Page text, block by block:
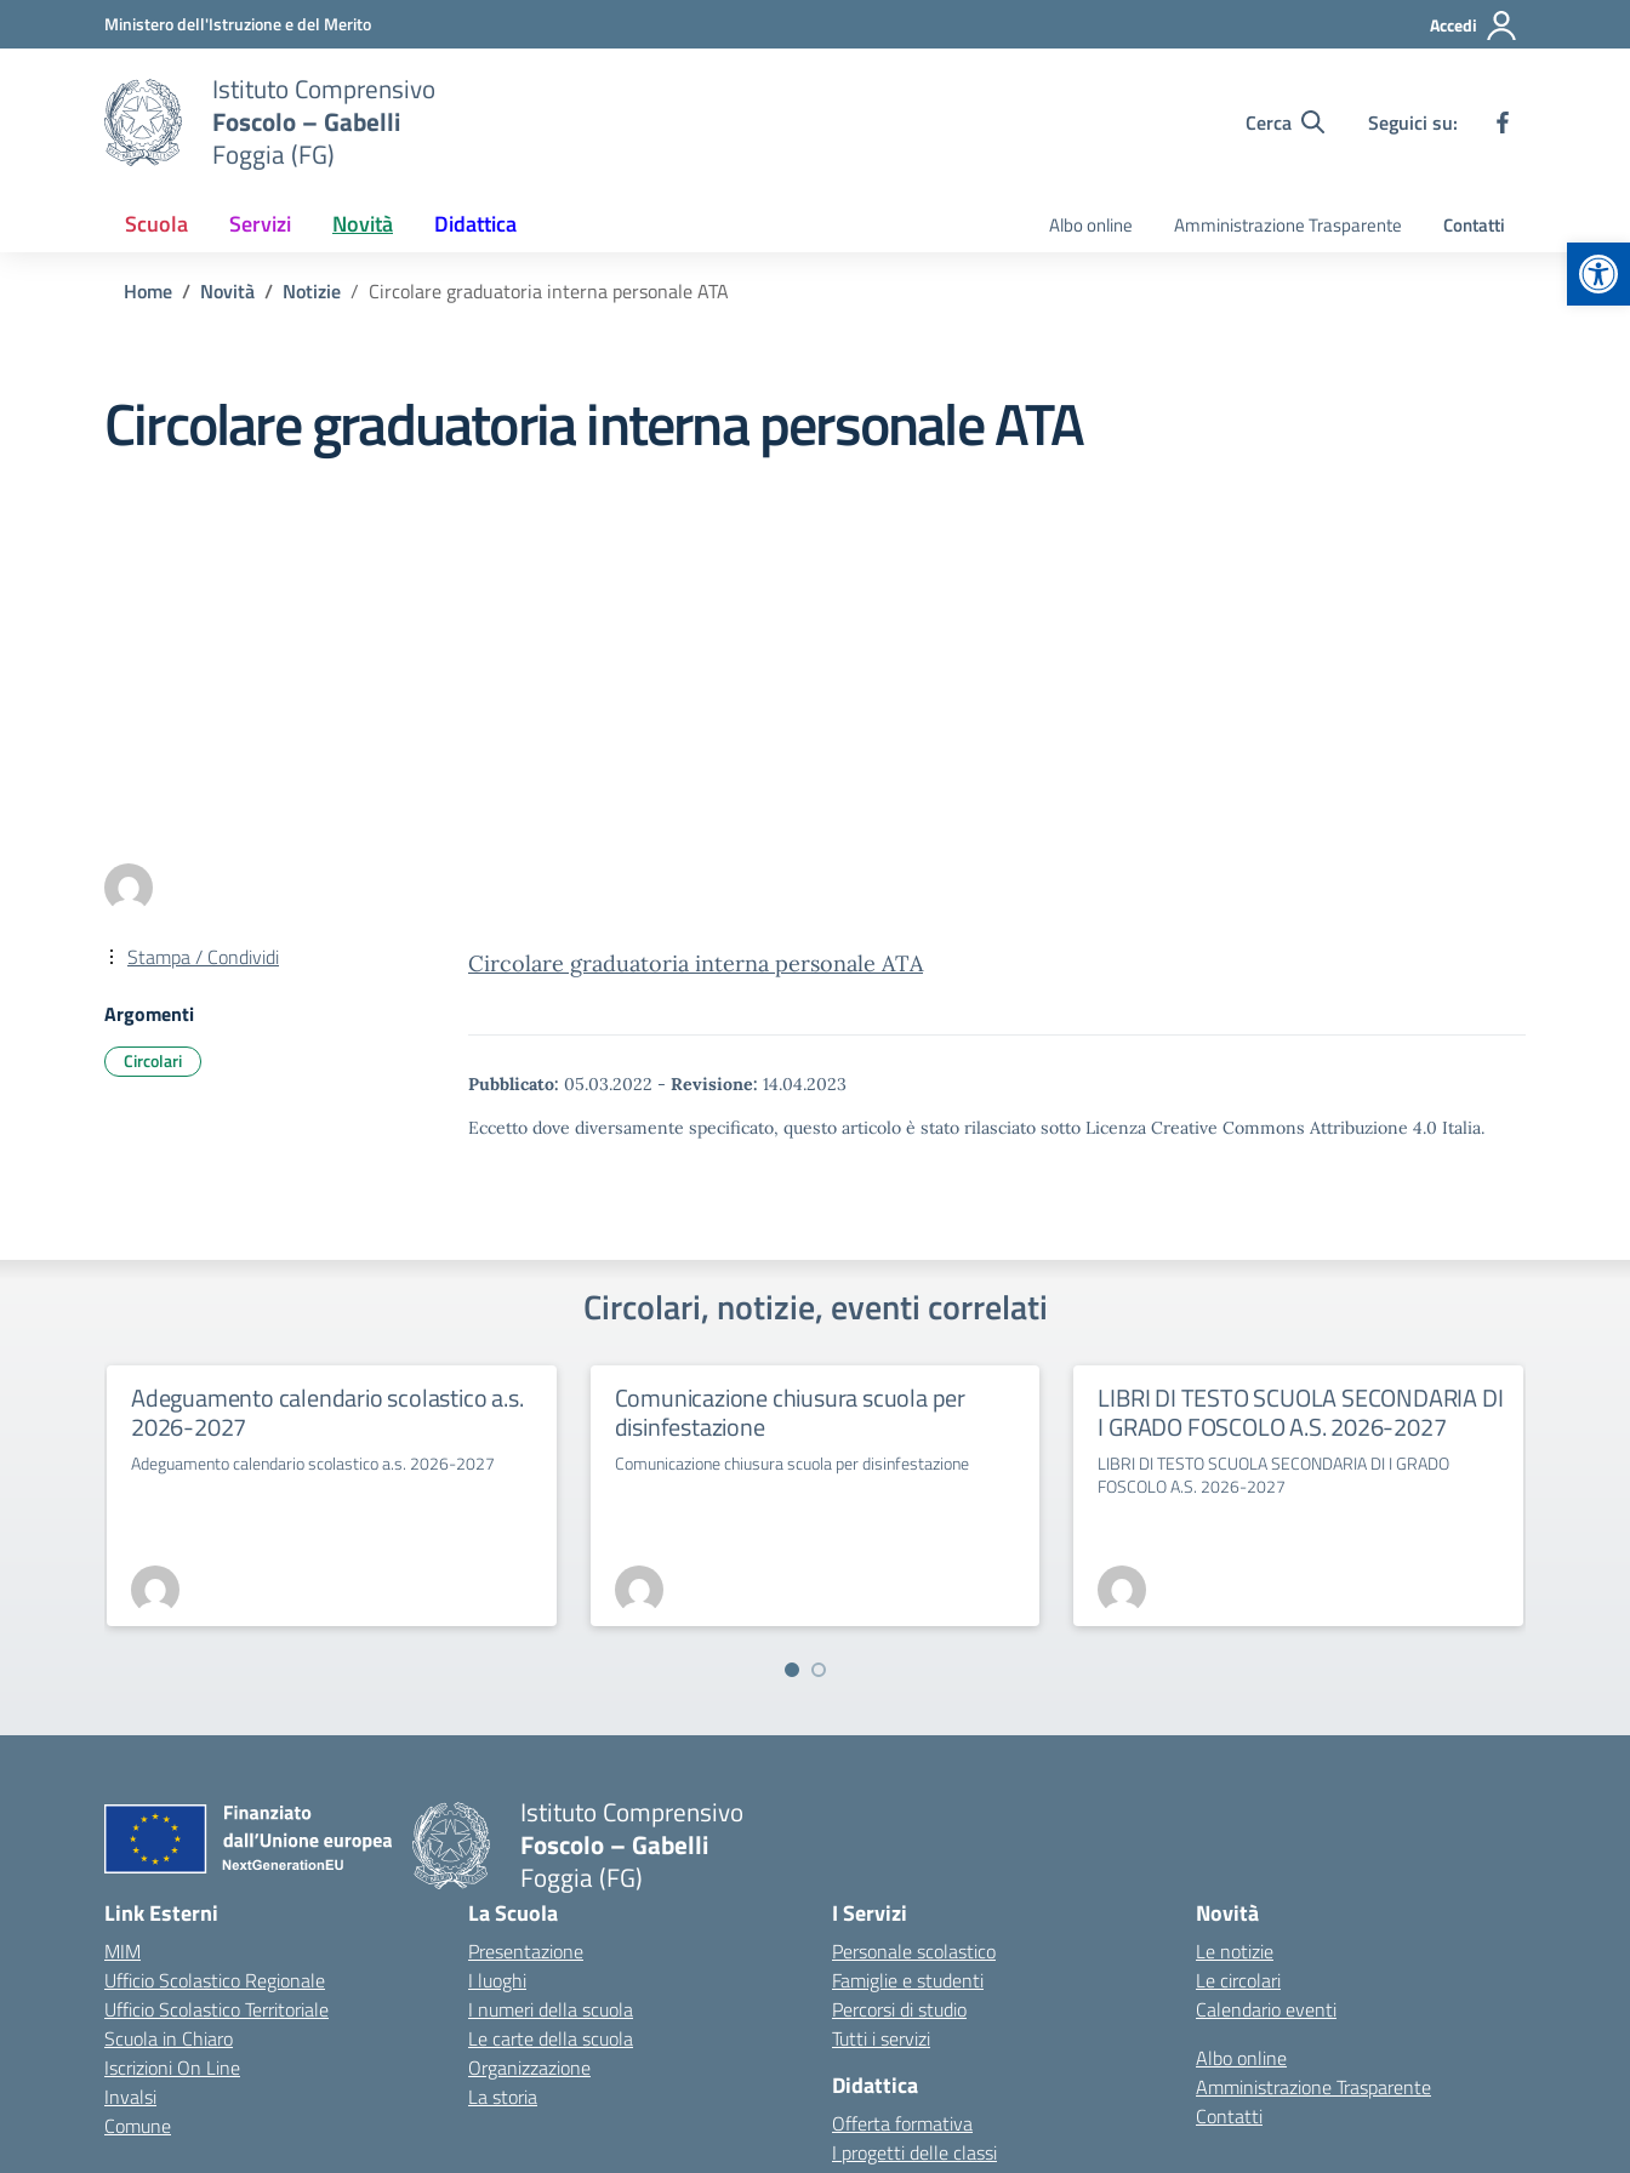
Vai ai contenuti
Vai al menu di navigazioneMinistero dell'Istruzione e del Merito Accedi
Istituto Comprensivo
Foscolo – Gabelli
Foggia (FG)
Cerca Seguici su:
Scuola Servizi Novità Didattica Albo online Amministrazione Trasparente Contatti
Home Novità Notizie Circolare graduatoria interna personale ATA
Circolare graduatoria interna personale ATA
Circolare graduatoria interna personale ATA
Pubblicato: 05.03.2022 - Revisione: 14.04.2023
Eccetto dove diversamente specificato, questo articolo è stato rilasciato sotto Licenza Creative Commons Attribuzione 4.0 Italia.
Stampa / Condividi
Argomenti
Circolari
Circolari, notizie, eventi correlati
Adeguamento calendario scolastico a.s.
2026-2027
Adeguamento calendario scolastico a.s. 2026-2027
Comunicazione chiusura scuola per
disinfestazione
Comunicazione chiusura scuola per disinfestazione
LIBRI DI TESTO SCUOLA SECONDARIA DI
I GRADO FOSCOLO A.S. 2026-2027
LIBRI DI TESTO SCUOLA SECONDARIA DI I GRADO
FOSCOLO A.S. 2026-2027
Istituto Comprensivo
Foscolo – Gabelli
Foggia (FG)
— Visita la pagina iniziale della scuola
Link Esterni
MIM
Ufficio Scolastico Regionale
Ufficio Scolastico Territoriale
Scuola in Chiaro
Iscrizioni On Line
Invalsi
Comune
La Scuola
Presentazione
I luoghi
I numeri della scuola
Le carte della scuola
Organizzazione
La storia
I Servizi
Personale scolastico
Famiglie e studenti
Percorsi di studio
Tutti i servizi
Didattica
Offerta formativa
I progetti delle classi
Novità
Le notizie
Le circolari
Calendario eventi
Albo online
Amministrazione Trasparente
Contatti